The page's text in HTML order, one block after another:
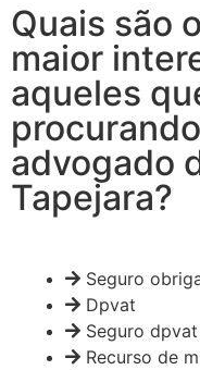
Quais são
maior
aqueles
advogado
Tapejara?
Seguro
Dpvat
Seguro dpvat
Recurso de